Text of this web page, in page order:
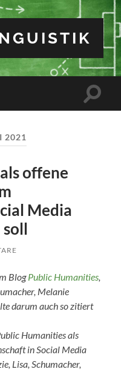
2021
offene
Media
soll
BlogPublic Humanities,
Melanie
darum auch so zitiert
Humanities als
in Social Media
Lisa, Schumacher,